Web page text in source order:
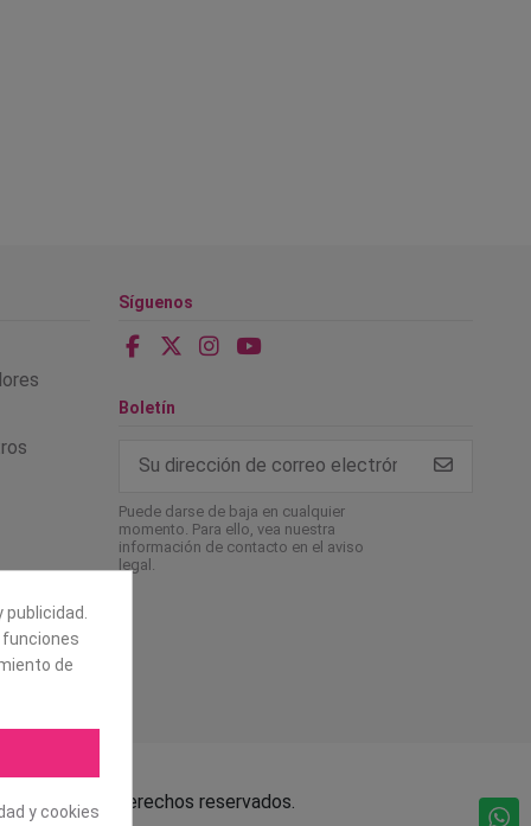
Síguenos
Boletín
Puede darse de baja en cualquier
momento. Para ello, vea nuestra
información de contacto en el aviso
legal.
Todos los derechos reservados.
publicidad.
de
y cookies